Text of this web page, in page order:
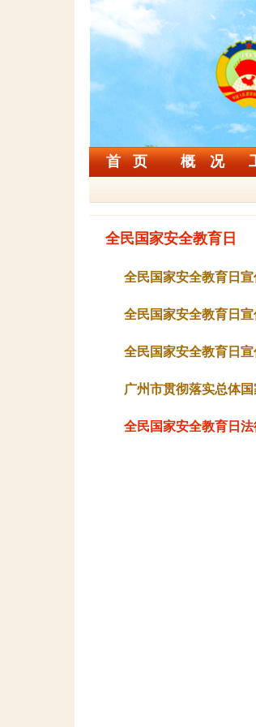
首 页 概 况
全民国家安全教育日
全民国家安全教育日
语
全民国家安全教育日
报
全民国家安全教育日
频
广州市贯彻落实总体
全观云基地
全民国家安全教育日